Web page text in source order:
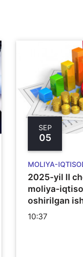
SEP
05
MOLIYA-
2025-yil II
moliya-
oshirilgan
10:37